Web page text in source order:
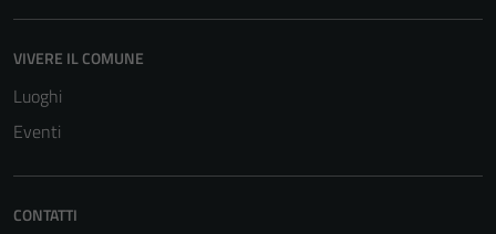
VIVERE IL COMUNE
Luoghi
Eventi
CONTATTI